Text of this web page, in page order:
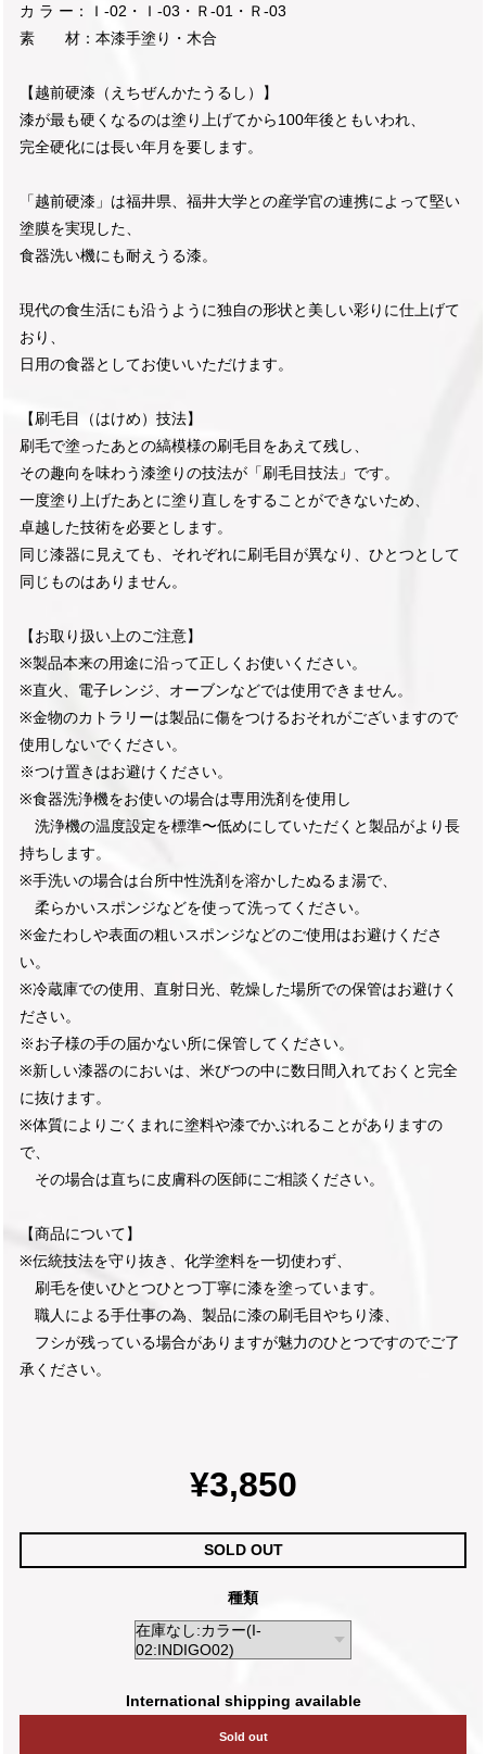
カ ラ ー：Ｉ-02・Ｉ-03・Ｒ-01・Ｒ-03
素 材：本漆手塗り・木合
【越前硬漆（えちぜんかたうるし）】
漆が最も硬くなるのは塗り上げてから100年後ともいわれ、
完全硬化には長い年月を要します。
「越前硬漆」は福井県、福井大学との産学官の連携によって堅い
塗膜を実現した、
食器洗い機にも耐えうる漆。
現代の食生活にも沿うように独自の形状と美しい彩りに仕上げて
おり、
日用の食器としてお使いいただけます。
【刷毛目（はけめ）技法】
刷毛で塗ったあとの縞模様の刷毛目をあえて残し、
その趣向を味わう漆塗りの技法が「刷毛目技法」です。
一度塗り上げたあとに塗り直しをすることができないため、
卓越した技術を必要とします。
同じ漆器に見えても、それぞれに刷毛目が異なり、ひとつとして
同じものはありません。
【お取り扱い上のご注意】
※製品本来の用途に沿って正しくお使いください。
※直火、電子レンジ、オーブンなどでは使用できません。
※金物のカトラリーは製品に傷をつけるおそれがございますので
使用しないでください。
※つけ置きはお避けください。
※食器洗浄機をお使いの場合は専用洗剤を使用し
洗浄機の温度設定を標準〜低めにしていただくと製品がより長
持ちします。
※手洗いの場合は台所中性洗剤を溶かしたぬるま湯で、
柔らかいスポンジなどを使って洗ってください。
※金たわしや表面の粗いスポンジなどのご使用はお避けくださ
い。
※冷蔵庫での使用、直射日光、乾燥した場所での保管はお避けく
ださい。
※お子様の手の届かない所に保管してください。
※新しい漆器のにおいは、米びつの中に数日間入れておくと完全
に抜けます。
※体質によりごくまれに塗料や漆でかぶれることがありますの
で、
その場合は直ちに皮膚科の医師にご相談ください。
【商品について】
※伝統技法を守り抜き、化学塗料を一切使わず、
刷毛を使いひとつひとつ丁寧に漆を塗っています。
職人による手仕事の為、製品に漆の刷毛目やちり漆、
フシが残っている場合がありますが魅力のひとつですのでご了
承ください。
¥3,850
SOLD OUT
種類
International shipping available
Sold out